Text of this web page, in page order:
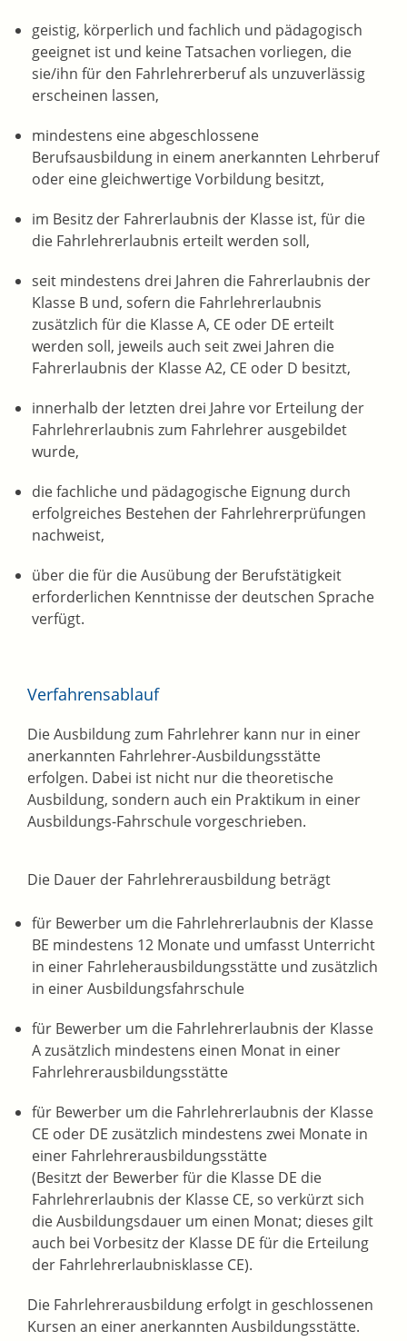
geistig, körperlich und fachlich und pädagogisch
geeignet ist und keine Tatsachen vorliegen, die
sie/ihn für den Fahrlehrerberuf als unzuverlässig
erscheinen lassen,
mindestens eine abgeschlossene
Berufsausbildung in einem anerkannten Lehrberuf
oder eine gleichwertige Vorbildung besitzt,
im Besitz der Fahrerlaubnis der Klasse ist, für die
die Fahrlehrerlaubnis erteilt werden soll,
seit mindestens drei Jahren die Fahrerlaubnis der
Klasse B und, sofern die Fahrlehrerlaubnis
zusätzlich für die Klasse A, CE oder DE erteilt
werden soll, jeweils auch seit zwei Jahren die
Fahrerlaubnis der Klasse A2, CE oder D besitzt,
innerhalb der letzten drei Jahre vor Erteilung der
Fahrlehrerlaubnis zum Fahrlehrer ausgebildet
wurde,
die fachliche und pädagogische Eignung durch
erfolgreiches Bestehen der Fahrlehrerprüfungen
nachweist,
über die für die Ausübung der Berufstätigkeit
erforderlichen Kenntnisse der deutschen Sprache
verfügt.
Verfahrensablauf
Die Ausbildung zum Fahrlehrer kann nur in einer
anerkannten Fahrlehrer-Ausbildungsstätte
erfolgen. Dabei ist nicht nur die theoretische
Ausbildung, sondern auch ein Praktikum in einer
Ausbildungs-Fahrschule vorgeschrieben.
Die Dauer der Fahrlehrerausbildung beträgt
für Bewerber um die Fahrlehrerlaubnis der Klasse
BE mindestens 12 Monate und umfasst Unterricht
in einer Fahrleherausbildungsstätte und zusätzlich
in einer Ausbildungsfahrschule
für Bewerber um die Fahrlehrerlaubnis der Klasse
A zusätzlich mindestens einen Monat in einer
Fahrlehrerausbildungsstätte
für Bewerber um die Fahrlehrerlaubnis der Klasse
CE oder DE zusätzlich mindestens zwei Monate in
einer Fahrlehrerausbildungsstätte
(Besitzt der Bewerber für die Klasse DE die
Fahrlehrerlaubnis der Klasse CE, so verkürzt sich
die Ausbildungsdauer um einen Monat; dieses gilt
auch bei Vorbesitz der Klasse DE für die Erteilung
der Fahrlehrerlaubnisklasse CE).
Die Fahrlehrerausbildung erfolgt in geschlossenen
Kursen an einer anerkannten Ausbildungsstätte.